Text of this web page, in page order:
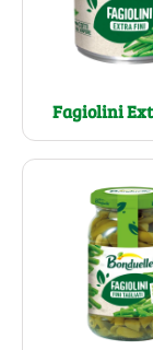
Fagiolini